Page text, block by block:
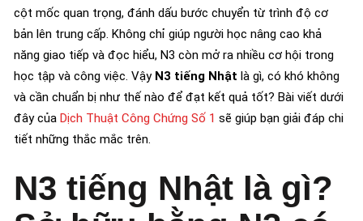
cột mốc quan trọng, đánh dấu bước chuyển từ trình độ cơ
bản lên trung cấp. Không chỉ giúp người học nâng cao khả
năng giao tiếp và đọc hiểu, N3 còn mở ra nhiều cơ hội trong
học tập và công việc. Vậy N3 tiếng Nhật là gì, có khó không
và cần chuẩn bị như thế nào để đạt kết quả tốt? Bài viết dưới
đây của Dịch Thuật Công Chứng Số 1 sẽ giúp bạn giải đáp chi
tiết những thắc mắc trên.
N3 tiếng Nhật là gì?